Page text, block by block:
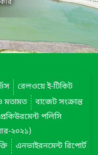
রেলওয়ে ই-টিকিট
মতামত
বাজেট সংক্রান্ত
পলিসি
২০২১)
এনভাইরনমেন্ট রিপোর্ট